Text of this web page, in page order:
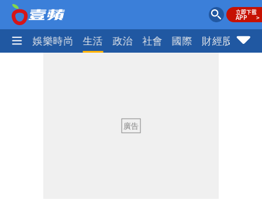
熱門 娛樂時尚 生活 政治 社會 國際 財經股市
男裁判勒令女選手「解衣」檢查
揮別9年演藝圈 女演員當「全職運將」